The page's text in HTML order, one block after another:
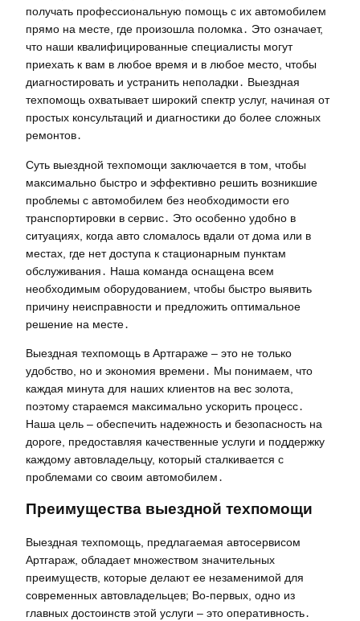
получать профессиональную помощь с их автомобилем
прямо на месте, где произошла поломка․ Это означает,
что наши квалифицированные специалисты могут
приехать к вам в любое время и в любое место, чтобы
диагностировать и устранить неполадки․ Выездная
техпомощь охватывает широкий спектр услуг, начиная от
простых консультаций и диагностики до более сложных
ремонтов․
Суть выездной техпомощи заключается в том, чтобы
максимально быстро и эффективно решить возникшие
проблемы с автомобилем без необходимости его
транспортировки в сервис․ Это особенно удобно в
ситуациях, когда авто сломалось вдали от дома или в
местах, где нет доступа к стационарным пунктам
обслуживания․ Наша команда оснащена всем
необходимым оборудованием, чтобы быстро выявить
причину неисправности и предложить оптимальное
решение на месте․
Выездная техпомощь в Артгараже – это не только
удобство, но и экономия времени․ Мы понимаем, что
каждая минута для наших клиентов на вес золота,
поэтому стараемся максимально ускорить процесс․
Наша цель – обеспечить надежность и безопасность на
дороге, предоставляя качественные услуги и поддержку
каждому автовладельцу, который сталкивается с
проблемами со своим автомобилем․
Преимущества выездной техпомощи
Выездная техпомощь, предлагаемая автосервисом
Артгараж, обладает множеством значительных
преимуществ, которые делают ее незаменимой для
современных автовладельцев; Во-первых, одно из
главных достоинств этой услуги – это оперативность․